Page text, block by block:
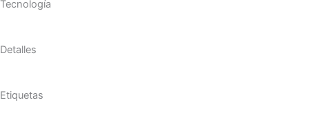
Tecnología
Detalles
Etiquetas